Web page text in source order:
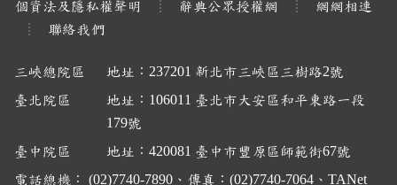
個資法及隱私權聲明 辭典公眾授權網
網網相連
聯絡我們
三峽總院區
地址：237201 新北市三峽區三樹路2號
臺北院區
地址：106011 臺北市大安區和平東路一段
179號
臺中院區
地址：420081 臺中市豐原區師範街67號
電話總機： (02)7740-7890、傳真：(02)7740-7064、TANet